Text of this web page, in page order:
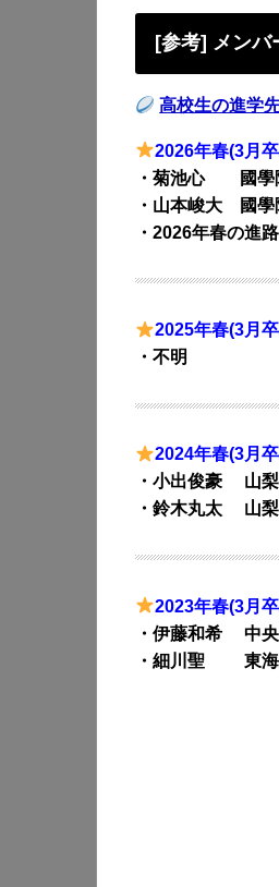
[参考] メンバ
高校生の進学
2026年春(3月
・菊池心 國學
・山本峻大 國學
・2026年春の進
2025年春(3月
・不明
2024年春(3月
・小出俊豪 山
・鈴木丸太 山
2023年春(3月
・伊藤和希 中
・細川聖 東海